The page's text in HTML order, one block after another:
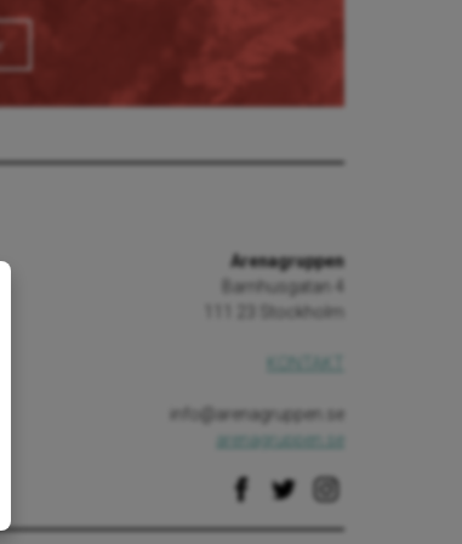
Arenagruppen
Barnhusgatan 4
111 23 Stockholm
info@arenagruppen.se
arenagruppen.se